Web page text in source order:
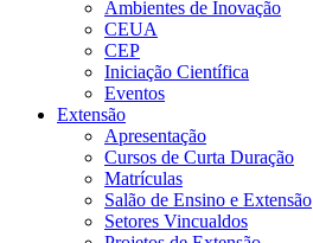
Ambientes de Inovação
CEUA
CEP
Iniciação Científica
Eventos
Extensão
Apresentação
Cursos de Curta Duração
Matrículas
Salão de Ensino e Extensão
Setores Vincualdos